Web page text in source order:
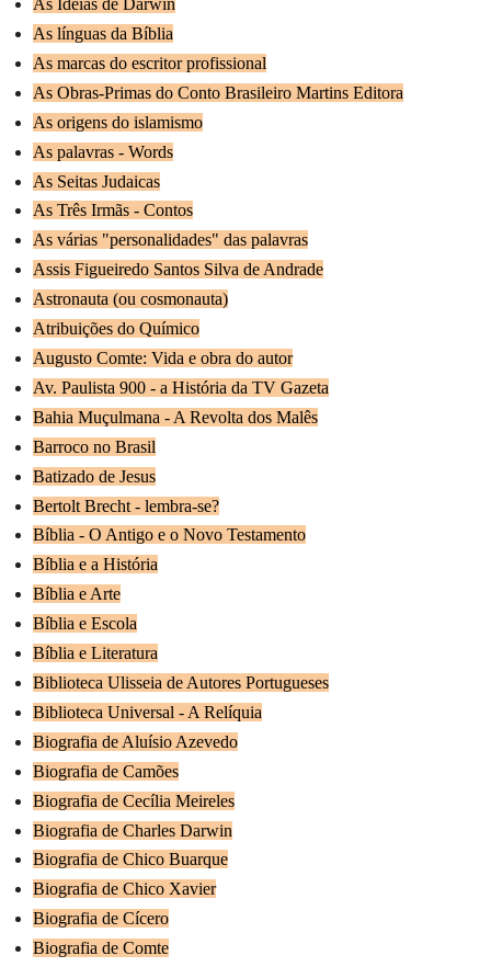
As Ideias de Darwin
As línguas da Bíblia
As marcas do escritor profissional
As Obras-Primas do Conto Brasileiro Martins Editora
As origens do islamismo
As palavras - Words
As Seitas Judaicas
As Três Irmãs - Contos
As várias "personalidades" das palavras
Assis Figueiredo Santos Silva de Andrade
Astronauta (ou cosmonauta)
Atribuições do Químico
Augusto Comte: Vida e obra do autor
Av. Paulista 900 - a História da TV Gazeta
Bahia Muçulmana - A Revolta dos Malês
Barroco no Brasil
Batizado de Jesus
Bertolt Brecht - lembra-se?
Bíblia - O Antigo e o Novo Testamento
Bíblia e a História
Bíblia e Arte
Bíblia e Escola
Bíblia e Literatura
Biblioteca Ulisseia de Autores Portugueses
Biblioteca Universal - A Relíquia
Biografia de Aluísio Azevedo
Biografia de Camões
Biografia de Cecília Meireles
Biografia de Charles Darwin
Biografia de Chico Buarque
Biografia de Chico Xavier
Biografia de Cícero
Biografia de Comte